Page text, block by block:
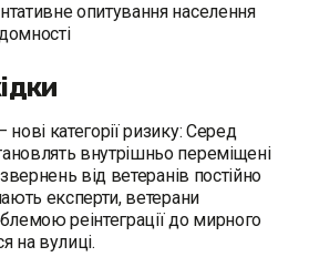
опитування населення
категорії ризику: Серед
внутрішньо переміщені
від ветеранів постійно
експерти, ветерани
реінтеграції до мирного
на вулиці.